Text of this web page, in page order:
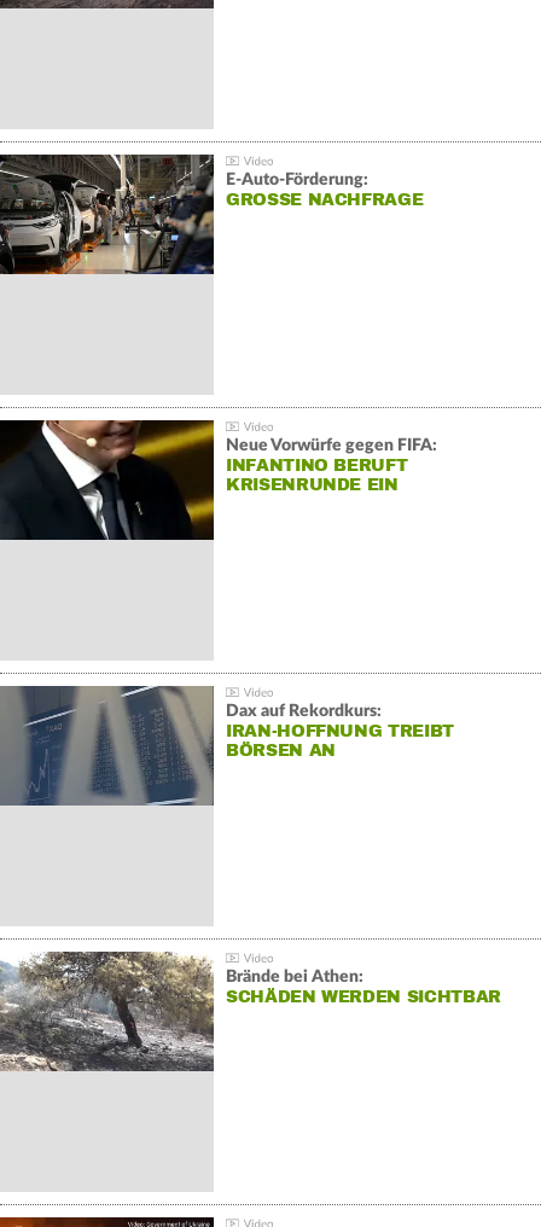
E-Auto-Förderung:
GROSSE NACHFRAGE
Neue Vorwürfe gegen FIFA:
INFANTINO BERUFT
KRISENRUNDE EIN
Dax auf Rekordkurs:
IRAN-HOFFNUNG TREIBT
BÖRSEN AN
Brände bei Athen:
SCHÄDEN WERDEN SICHTBAR